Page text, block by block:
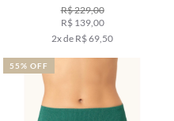
R$ 229,00
R$ 139,00
2x de R$ 69,50
55% OFF